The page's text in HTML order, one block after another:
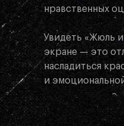
нравственных
Увидеть «Жюль
экране — это
насладиться
и